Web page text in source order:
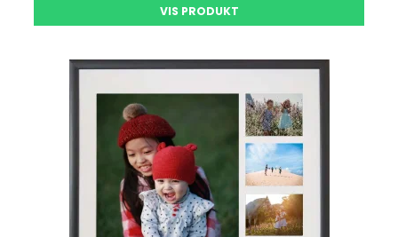
VIS PRODUKT